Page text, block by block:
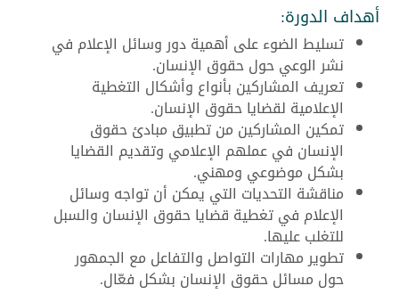
أهداف الدورة:
تسليط الضوء على أهمية دور وسائل الإعلام في
نشر الوعي حول حقوق الإنسان.
تعريف المشاركين بأنواع وأشكال التغطية
الإعلامية لقضايا حقوق الإنسان.
تمكين المشاركين من تطبيق مبادئ حقوق
الإنسان في عملهم الإعلامي وتقديم القضايا
بشكل موضوعي ومهني.
مناقشة التحديات التي يمكن أن تواجه وسائل
الإعلام في تغطية قضايا حقوق الإنسان والسبل
للتغلب عليها.
تطوير مهارات التواصل والتفاعل مع الجمهور
حول مسائل حقوق الإنسان بشكل فعّال.